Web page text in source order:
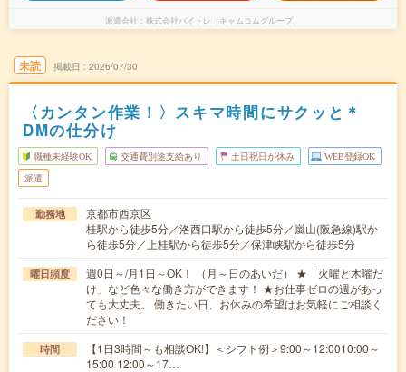
派遣会社 株式会社バイトレ（キャムコムグループ）
未読 掲載日 2026/07/30
〈カンタン作業！〉スキマ時間にサクッと＊
DMの仕分け
職種未経験OK 交通費別途支給あり 土日祝日が休み WEB登録OK
派遣
勤務地
京都市西京区
桂駅から徒歩5分／洛西口駅から徒歩5分／嵐山(阪急線)駅か
ら徒歩5分／上桂駅から徒歩5分／保津峡駅から徒歩5分
曜日頻度
週0日～/月1日～OK！ （月～日のあいだ） ★「火曜と木曜だ
け」など色々な働き方ができます！ ★お仕事ゼロの週があっ
ても大丈夫。 働きたい日、お休みの希望はお気軽にご相談く
ださい！
時間
【1日3時間～も相談OK!】＜シフト例＞9:00～12:0010:00～
15:00 12:00～17…